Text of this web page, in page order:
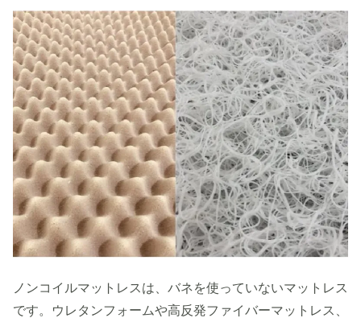
ノンコイルマットレスは、バネを使っていないマットレス
です。ウレタンフォームや高反発ファイバーマットレス、